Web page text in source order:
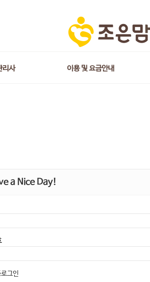
리사 이용 및 요금안내
a Nice Day!
그인